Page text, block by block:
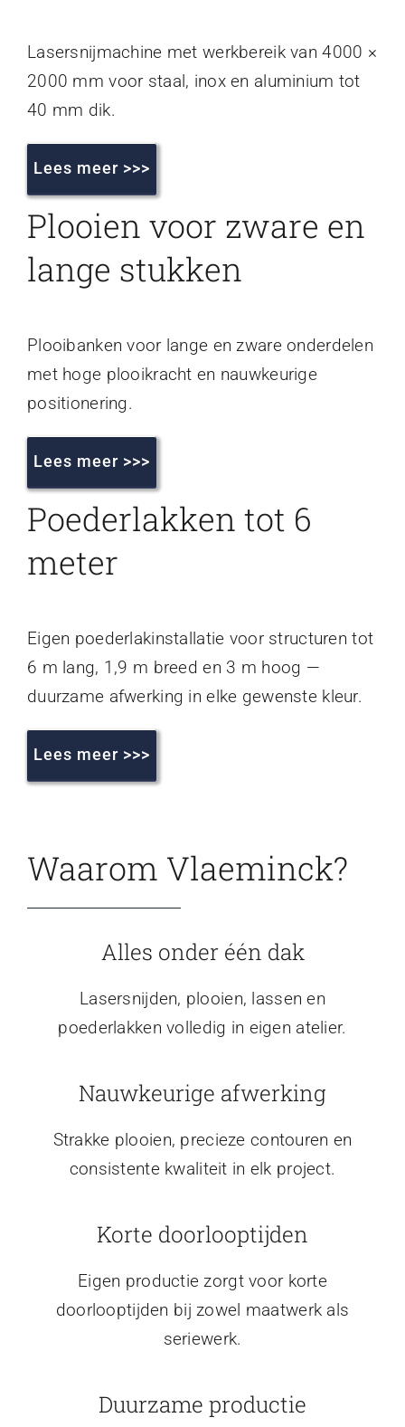
Lasersnijmachine met werkbereik van 4000 ×
2000 mm voor staal, inox en aluminium tot
40 mm dik.
Lees meer >>>
Plooien voor zware en
lange stukken
Plooibanken voor lange en zware onderdelen
met hoge plooikracht en nauwkeurige
positionering.
Lees meer >>>
Poederlakken tot 6
meter
Eigen poederlakinstallatie voor structuren tot
6 m lang, 1,9 m breed en 3 m hoog —
duurzame afwerking in elke gewenste kleur.
Lees meer >>>
Waarom Vlaeminck?
Alles onder één dak
Lasersnijden, plooien, lassen en
poederlakken volledig in eigen atelier.
Nauwkeurige afwerking
Strakke plooien, precieze contouren en
consistente kwaliteit in elk project.
Korte doorlooptijden
Eigen productie zorgt voor korte
doorlooptijden bij zowel maatwerk als
seriewerk.
Duurzame productie